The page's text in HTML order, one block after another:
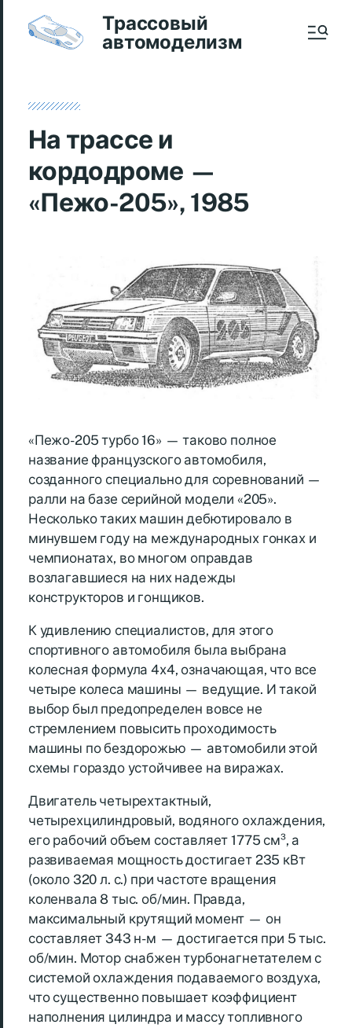
Трассовый
автомоделизм
На трассе и
кордодроме —
«Пежо-205», 1985
«Пежо-205 турбо 16» — таково полное
название французского автомобиля,
созданного специально для соревнований —
ралли на базе серийной модели «205».
Несколько таких машин дебютировало в
минувшем году на международных гонках и
чемпионатах, во многом оправдав
возлагавшиеся на них надежды
конструкторов и гонщиков.
К удивлению специалистов, для этого
спортивного автомобиля была выбрана
колесная формула 4х4, означающая, что все
четыре колеса машины — ведущие. И такой
выбор был предопределен вовсе не
стремлением повысить проходимость
машины по бездорожью — автомобили этой
схемы гораздо устойчивее на виражах.
Двигатель четырехтактный,
четырехцилиндровый, водяного охлаждения,
его рабочий объем составляет 1775 см³, а
развиваемая мощность достигает 235 кВт
(около 320 л. с.) при частоте вращения
коленвала 8 тыс. об/мин. Правда,
максимальный крутящий момент — он
составляет 343 н-м — достигается при 5 тыс.
об/мин. Мотор снабжен турбонагнетателем с
системой охлаждения подаваемого воздуха,
что существенно повышает коэффициент
наполнения цилиндра и массу топливного